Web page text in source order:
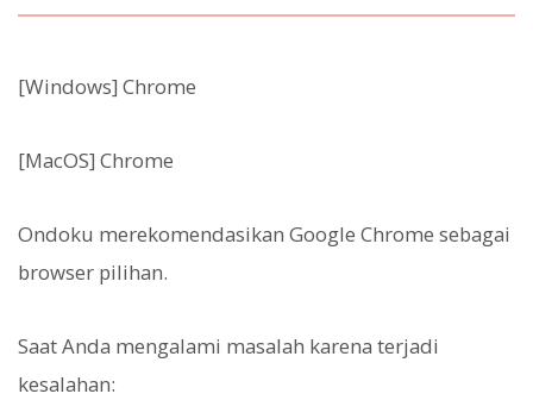
[Windows] Chrome
[MacOS] Chrome
Ondoku merekomendasikan Google Chrome sebagai
browser pilihan.
Saat Anda mengalami masalah karena terjadi
kesalahan: